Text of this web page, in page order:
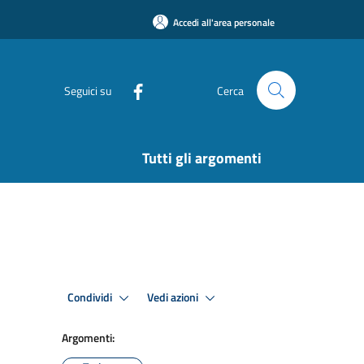
Accedi all'area personale
Seguici su Cerca
Tutti gli argomenti
Condividi Vedi azioni
Argomenti: